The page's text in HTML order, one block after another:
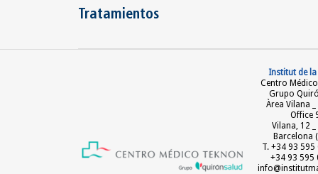
Tratamientos
Institut de la
Centro
Grupo
Àrea Vilana
Office
Vilana, 12
Barcelona
T. +34 93 595
+34 93 595